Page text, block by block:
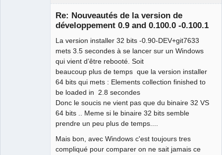
Re: Nouveautés de la version de
développement 0.9 and 0.100.0 -0.100.1
La version installer 32 bits -0.90-DEV+git7633
mets 3.5 secondes à se lancer sur un Windows
qui vient d’être rebooté. Soit
beaucoup plus de temps que la version installer
64 bits qui mets : Elements collection finished to
be loaded in 2.8 secondes
Donc le soucis ne vient pas que du binaire 32 VS
64 bits .. Meme si le binaire 32 bits semble
prendre un peu plus de temps....
Mais bon, avec Windows c'est toujours tres
compliqué pour comparer on ne sait jamais ce